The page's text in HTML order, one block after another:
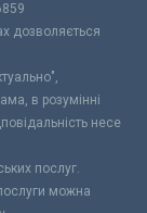
дозволяється
в розумінні
несе
послуг.
можна